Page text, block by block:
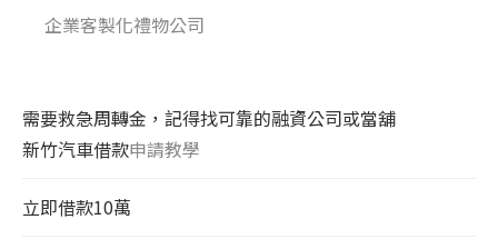
企業客製化禮物公司
需要救急周轉金，記得找可靠的融資公司或當舖
新竹汽車借款申請教學
立即借款10萬